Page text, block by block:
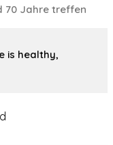
70 Jahre treffen
is healthy,